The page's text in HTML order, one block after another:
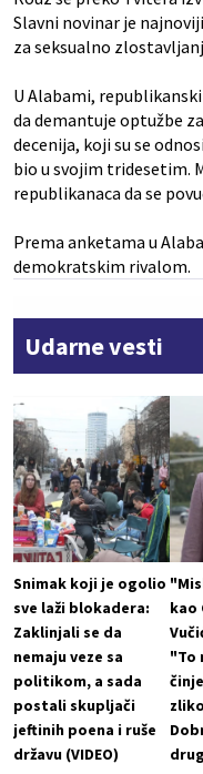
Slavni novinar je
za seksualno
U Alabami,
da demantuje optužbe
decenija, koji su se
bio u svojim tridesetim.
republikanaca da se
Prema anketama u
demokratskim rivalom.
Udarne vesti
Snimak koji je ogolio
sve laži blokadera:
Zaklinjali se da
nemaju veze sa
politikom, a sada
postali skupljači
jeftinih poena i ruše
državu (VIDEO)
kao
"To